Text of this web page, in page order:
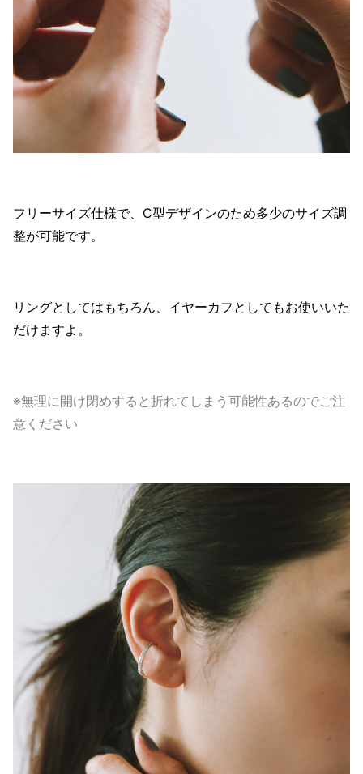
フリーサイズ仕様で、C型デザインのため多少のサイズ調
整が可能です。
リングとしてはもちろん、イヤーカフとしてもお使いいた
だけますよ。
※無理に開け閉めすると折れてしまう可能性あるのでご注
意ください